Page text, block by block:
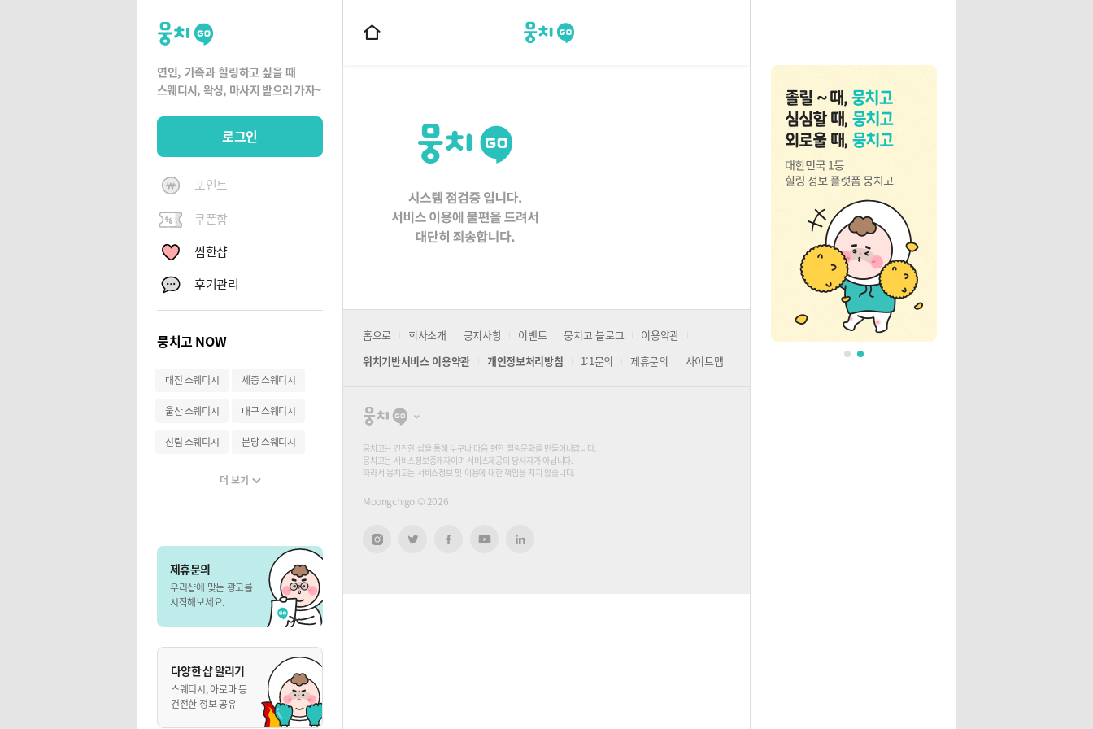
뭉
치
고
연인, 가족과 힐링하고 싶을 때
스웨디시, 왁싱, 마사지 받으러 가자~
로그인
포인트
쿠폰함
찜한샵
후기관리
뭉치고 NOW
대전 스웨디시 세종 스웨디시
울산 스웨디시 대구 스웨디시
신림 스웨디시 분당 스웨디시
더 보기
제휴문의
우리샵에 맞는 광고를
시작해보세요.
다양한 샵 알리기
스웨디시, 아로마 등
건전한 정보 공유
뭉치고
홈
홈으로 회사소개 공지사항 이벤트 뭉치고 블로그
이용약관
위치기반서비스 이용약관
개인정보처리방침 1:1문의 제휴문의 사이트맵
뭉
고
뭉치고는 건전한 샵을 통해 누구나 마음 편한 힐링문화를 만들어나갑니다.
뭉치고는 서비스정보중개자이며 서비스제공의 당사자가 아닙니다.
따라서 뭉치고는 서비스정보 및 이용에 대한 책임을 지지 않습니다.
Moongchigo © 2026